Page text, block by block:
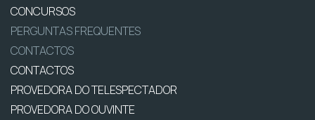
CONCURSOS
PERGUNTAS FREQUENTES
CONTACTOS
CONTACTOS
PROVEDORA DO TELESPECTADOR
PROVEDORA DO OUVINTE